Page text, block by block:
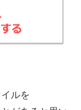
ルを